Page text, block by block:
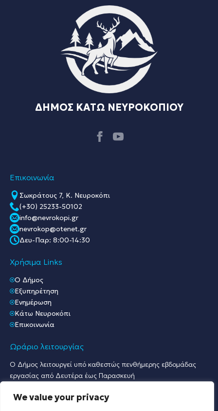
We value your privacy
ΔΗΜΟΣ ΚΑΤΩ ΝΕΥΡΟΚΟΠΙΟΥ
Επικοινωνία
Σωκράτους 7, Κ. Νευροκόπι
(+30) 25233-50102
info@nevrokopi.gr
nevrokop@otenet.gr
Δευ-Παρ: 8:00-14:30
Χρήσιμα Links
O Δήμος
Εξυπηρέτηση
Ενημέρωση
Κάτω Νευροκόπι
Επικοινωνία
Ωράριο λειτουργίας
Ο Δήμος λειτουργεί υπό καθεστώς πενθήμερης εβδομάδας
εργασίας από Δευτέρα έως Παρασκευή
Γραφείο Πρωτοκόλλου & Γραφεία Υποδοχής Πολιτών: